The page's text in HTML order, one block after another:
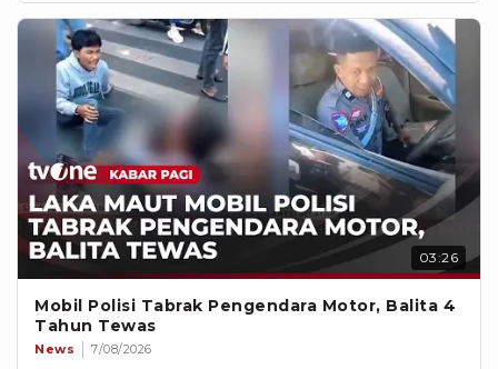
03:26
Mobil Polisi Tabrak Pengendara Motor, Balita 4
Tahun Tewas
News 7/08/2026